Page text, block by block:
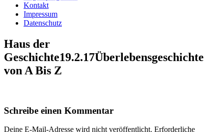
Kontakt
Impressum
Datenschutz
Haus der
Geschichte19.2.17Überlebensgeschichte
von A Bis Z
Schreibe einen Kommentar
Deine E-Mail-Adresse wird nicht veröffentlicht. Erforderliche